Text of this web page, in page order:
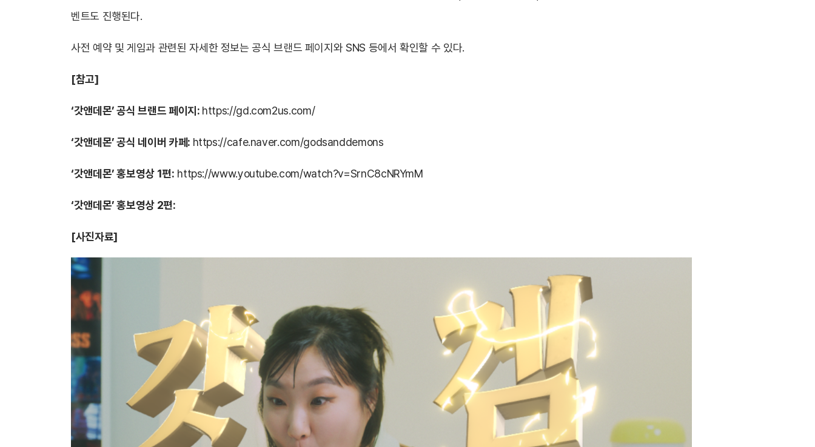
벤트도 진행된다.
사전 예약 및 게임과 관련된 자세한 정보는 공식 브랜드 페이지와 SNS 등에서 확인할 수 있다.
[참고]
‘갓앤데몬’ 공식 브랜드 페이지: https://gd.com2us.com/
‘갓앤데몬’ 공식 네이버 카페: https://cafe.naver.com/godsanddemons
‘갓앤데몬’ 홍보영상 1편: https://www.youtube.com/watch?v=SrnC8cNRYmM
‘갓앤데몬’ 홍보영상 2편:
[사진자료]